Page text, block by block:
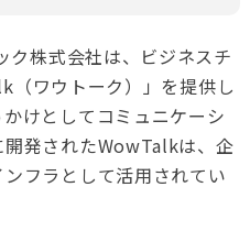
ク株式会社は、ビジネスチ
（ワウトーク）」 を提供し
けとしてコミュニケーシ
発されたWowTalkは、企
フラとして活用されてい